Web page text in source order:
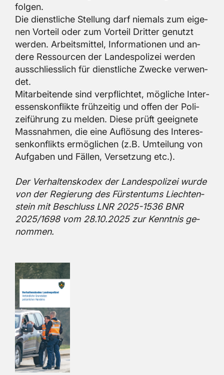
fol­gen.
Die dienst­li­che Stel­lung darf nie­mals zum ei­ge­
nen Vor­teil oder zum Vor­teil Drit­ter ge­nutzt
wer­den. Ar­beits­mit­tel, In­for­ma­tio­nen und an­
de­re Res­sour­cen der Lan­des­po­li­zei wer­den
aus­schliess­lich für dienst­li­che Zwe­cke ver­wen­
det.
Mit­ar­bei­ten­de sind ver­pflich­tet, mög­li­che In­ter­
es­sens­kon­flik­te früh­zei­tig und offen der Po­li­
zei­füh­rung zu mel­den. Diese prüft ge­eig­ne­te
Mass­nah­men, die eine Auf­lö­sung des In­ter­es­
sen­kon­flikts er­mög­li­chen (z.B. Um­tei­lung von
Auf­ga­ben und Fäl­len, Ver­set­zung etc.).
Der Ver­hal­tens­ko­dex der Lan­des­po­li­zei wurde
von der Re­gie­rung des Fürs­ten­tums Liech­ten­
stein mit Be­schluss LNR 2025-1536 BNR
2025/1698 vom 28.10.2025 zur Kennt­nis ge­
nom­men.